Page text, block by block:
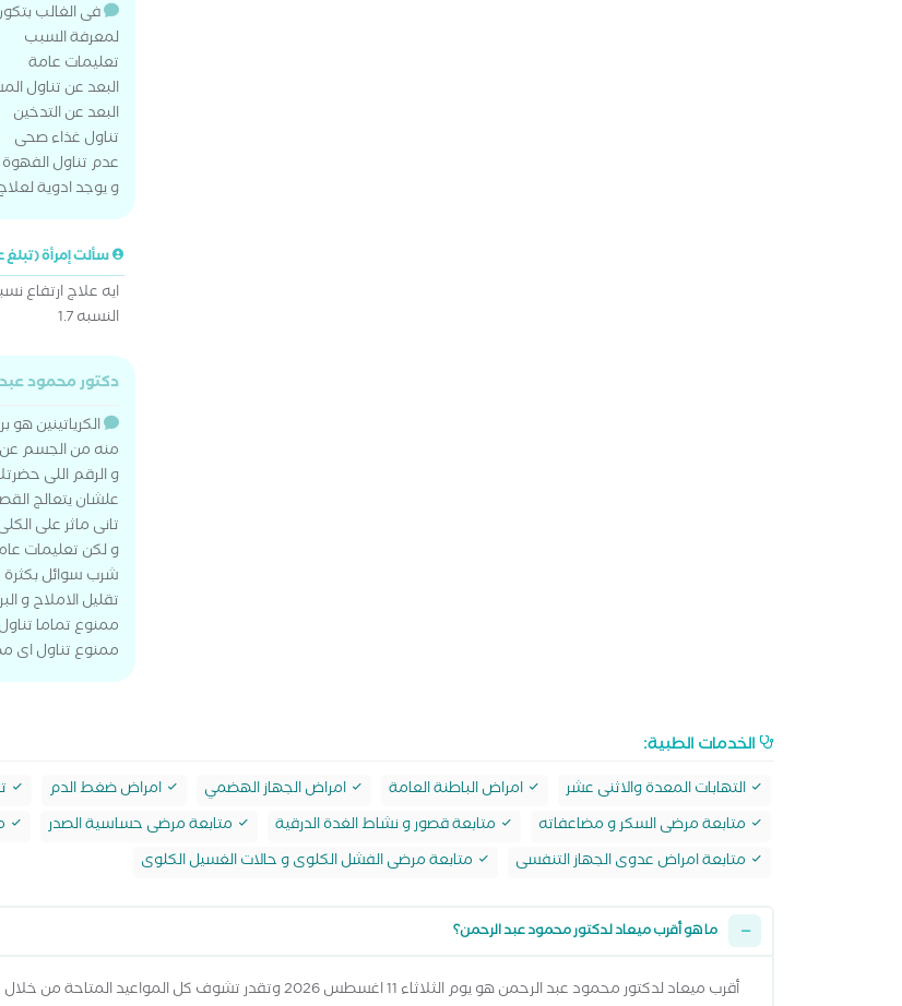
فى الغالب
لمعرفة السبب
تعليمات عامة
البعد عن تناول
البعد عن التدخين
تناول غذاء صحى
عدم تناول
و يوجد ادوية
سألت إمرأة (تبلغ
ايه علاج ارتفاع
النسبه 1.7
دكتور محمود
الكرياتينين
منه من الجسم عن
و الرقم اللى
علشان يتعالج
تانى ماثر على
و لكن تعليمات
شرب سوائل بكثرة
تقليل الاملاح و
ممنوع تماما
ممنوع تناول اى
الخدمات الطبية:
التهابات المعدة والاثنى عشر امراض الباطنة العامة امراض الجهاز الهضمي امراض ضغط الدم
متابعة مرضى السكر و مضاعفاته
متابعة قصور و نشاط الغدة الدرقية متابعة مرضى حساسية الصدر
متابعة امراض عدوى الجهاز التنفسى
متابعة مرضى الفشل الكلوى و حالات الغسيل الكلوى
ما هو أقرب ميعاد لدكتور محمود عبد الرحمن؟
أقرب ميعاد لدكتور محمود عبد الرحمن هو يوم الثلاثاء 11 اغسطس 2026 وتقدر تشوف كل المواعيد المتاحة من خلال عرض المواعيد أعلاه